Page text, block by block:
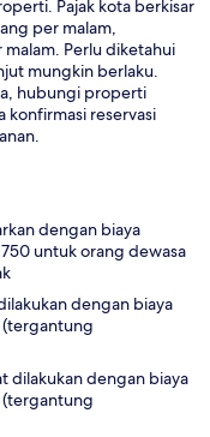
Pajak kota berkisar
per malam,
Perlu diketahui
mungkin berlaku.
hubungi properti
konfirmasi reservasi
dengan biaya
untuk orang dewasa
dengan biaya
(tergantung
dilakukan dengan biaya
(tergantung